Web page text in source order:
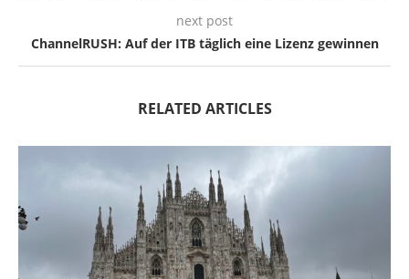
next post
ChannelRUSH: Auf der ITB täglich eine Lizenz gewinnen
RELATED ARTICLES